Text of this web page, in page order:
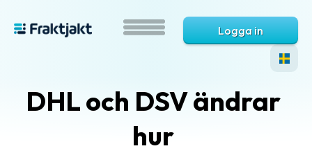
Logga in
DHL och DSV ändrar
hur